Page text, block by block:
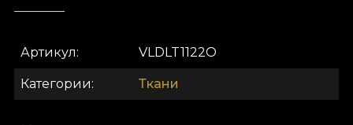
remarcabil pentru încăperile moderne sau clasice.
recomandă pentru cele mai diverse proiecte de
design interior. Poate fi transformat cu ușurință în
draperii care conferă profunzime și caracter,
Артикул VLDLT1122O
Категории Ткани